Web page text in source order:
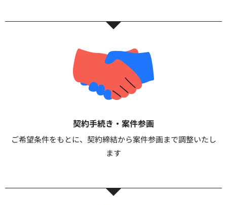
契約手続き・案件参画​​
ご希望条件をもとに、契約締結から案件参画まで調整いたし
ます​​